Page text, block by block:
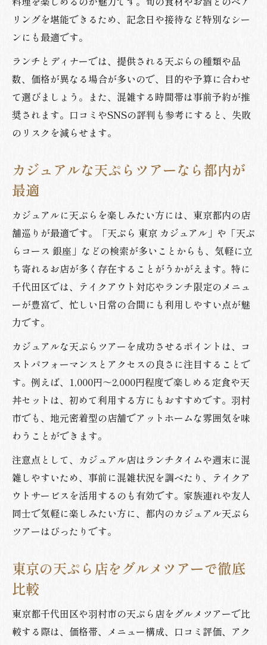
リングを堪能できるため、記念日や接待など特別なシー
ンにも最適です。
ランチとディナーでは、提供される天ぷらの種類や品
数、価格が異なる場合が多いので、目的や予算に合わせ
て選びましょう。また、混雑する時間帯は事前予約が推
奨されます。口コミやSNSの評判も参考にすると、失敗
のリスクを減らせます。
カジュアルな天ぷらツアーなら都内が
最適
カジュアルに天ぷらを楽しみたい方には、東京都内の店
舗巡りが最適です。「天ぷら 東京 カジュアル」や「天ぷ
らコース 銀座」などの検索が多いことからも、気軽に立
ち寄れるお店が多く存在することがうかがえます。特に
千代田区では、テイクアウト対応やランチ限定のメニュ
ーが豊富で、忙しい日常の合間にも利用しやすい点が魅
力です。
カジュアルな天ぷらツアーを成功させるポイントは、コ
ストパフォーマンスとアクセスの良さに注目することで
す。例えば、1,000円～2,000円程度で楽しめる定食や天
丼セットは、初めて利用する方にもおすすめです。羽村
市でも、地元密着型の店舗でアットホームな雰囲気を味
わうことができます。
注意点として、カジュアル店はランチタイムや週末に混
雑しやすいため、事前に混雑状況を調べたり、テイクア
ウトサービスを活用するのも有効です。家族連れや友人
同士で気軽に楽しみたい方に、都内のカジュアル天ぷら
ツアーはぴったりです。
東京の天ぷら店をグルメツアーで徹底
比較
東京都千代田区や羽村市の天ぷら店をグルメツアーで比
較する際は、価格帯、メニュー構成、口コミ評価、アク